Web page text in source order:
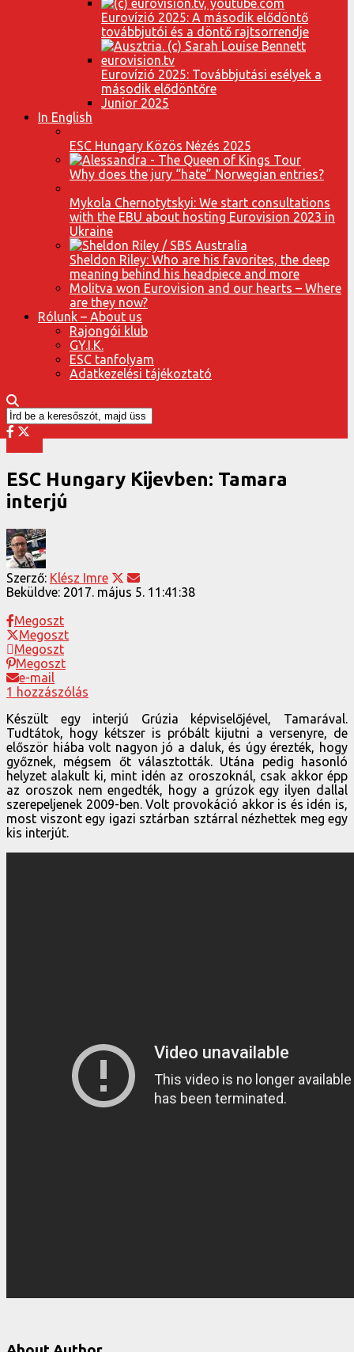
Eurovízió 2025: A második elődöntő
továbbjutói és a döntő rajtsorrendje
Eurovízió 2025: Továbbjutási esélyek a
második elődöntőre
Junior 2025
In English
ESC Hungary Közös Nézés 2025
Why does the jury “hate” Norwegian entries?
Mykola Chernotytskyi: We start consultations
with the EBU about hosting Eurovision 2023 in
Ukraine
Sheldon Riley: Who are his favorites, the deep
meaning behind his headpiece and more
Molitva won Eurovision and our hearts – Where
are they now?
Rólunk – About us
Rajongói klub
GY.I.K.
ESC tanfolyam
Adatkezelési tájékoztató
ESC Hungary Kijevben: Tamara
interjú
Szerző: Klész Imre
Beküldve: 2017. május 5. 11:41:38
Megoszt
Megoszt
Megoszt
Megoszt
e-mail
1 hozzászólás
Készült egy interjú Grúzia képviselőjével, Tamarával.
Tudtátok, hogy kétszer is próbált kijutni a versenyre, de
először hiába volt nagyon jó a daluk, és úgy érezték, hogy
győznek, mégsem őt választották. Utána pedig hasonló
helyzet alakult ki, mint idén az oroszoknál, csak akkor épp
az oroszok nem engedték, hogy a grúzok egy ilyen dallal
szerepeljenek 2009-ben. Volt provokáció akkor is és idén is,
most viszont egy igazi sztárban sztárral nézhettek meg egy
kis interjút.